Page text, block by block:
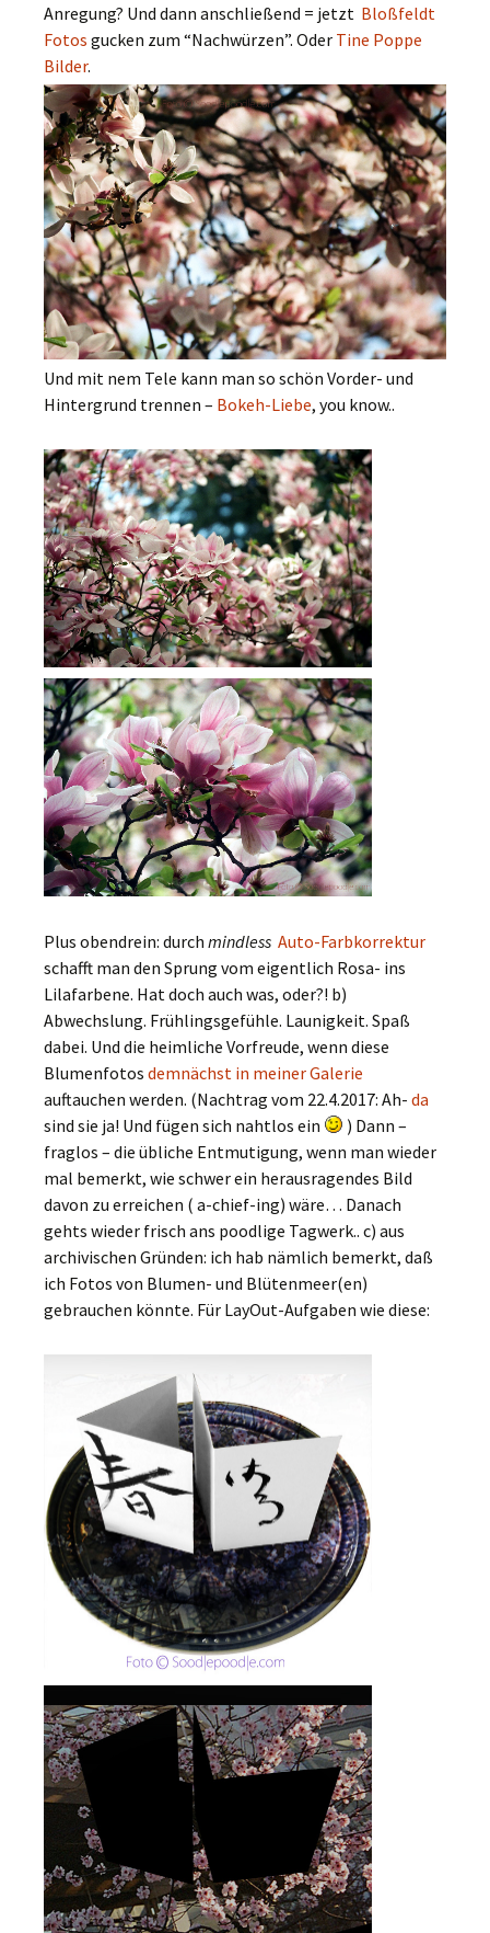
Anregung? Und dann anschließend = jetzt Bloßfeldt
Fotos gucken zum “Nachwürzen”. Oder Tine Poppe
Bilder.
Und mit nem Tele kann man so schön Vorder- und
Hintergrund trennen – Bokeh-Liebe, you know..
Plus obendrein: durch mindless Auto-Farbkorrektur
schafft man den Sprung vom eigentlich Rosa- ins
Lilafarbene. Hat doch auch was, oder?! b)
Abwechslung. Frühlingsgefühle. Launigkeit. Spaß
dabei. Und die heimliche Vorfreude, wenn diese
Blumenfotos demnächst in meiner Galerie
auftauchen werden. (Nachtrag vom 22.4.2017: Ah- da
sind sie ja! Und fügen sich nahtlos ein
) Dann –
fraglos – die übliche Entmutigung, wenn man wieder
mal bemerkt, wie schwer ein herausragendes Bild
davon zu erreichen ( a-chief-ing) wäre… Danach
gehts wieder frisch ans poodlige Tagwerk.. c) aus
archivischen Gründen: ich hab nämlich bemerkt, daß
ich Fotos von Blumen- und Blütenmeer(en)
gebrauchen könnte. Für LayOut-Aufgaben wie diese: